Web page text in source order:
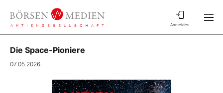
Anmelden
Die Space-Pioniere
07.05.2026